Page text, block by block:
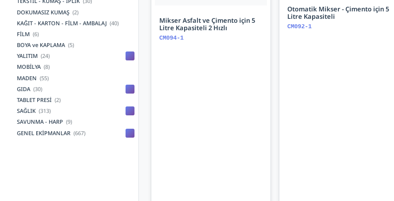
DOKUMASIZ KUMAŞ (2)
KAĞIT - KARTON - FİLM - AMBALAJ (40)
FİLM (6)
BOYA ve KAPLAMA (5)
YALITIM (24)
MOBİLYA (8)
MADEN (55)
GIDA (30)
TABLET PRESİ (2)
SAĞLIK (313)
SAVUNMA - HARP (9)
GENEL EKİPMANLAR (667)
Mikser Asfalt ve Çimento için 5
Litre Kapasiteli 2 Hızlı
CM094-1
Otomatik Mikser - Çimento için 5
Litre Kapasiteli
CM092-1